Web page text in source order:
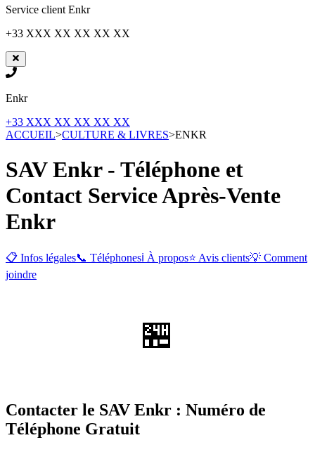
Service client Enkr
+33 XXX XX XX XX XX
Enkr
+33 XXX XX XX XX XX
ACCUEIL>CULTURE & LIVRES>ENKR
SAV Enkr - Téléphone et
Contact Service Après-Vente
Enkr
📋 Infos légales📞 Téléphonesℹ️ À propos⭐ Avis clients💡 Comment
joindre
🏪
Contacter le SAV Enkr : Numéro de
Téléphone Gratuit